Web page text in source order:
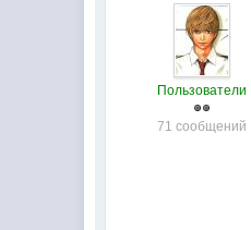
Пользователи
71 сообщений